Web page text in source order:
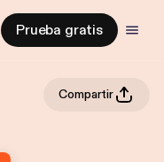
Prueba gratis
Compartir